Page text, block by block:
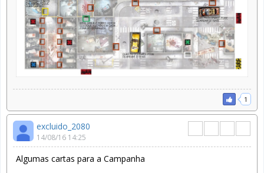
1
excluido_2080
14/08/16 14:25
Algumas cartas para a Campanha